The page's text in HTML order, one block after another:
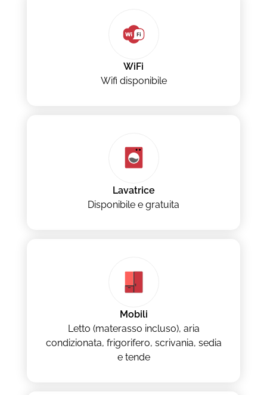
WiFi
Wifi disponibile
Lavatrice
Disponibile e gratuita
Mobili
Letto (materasso incluso), aria
condizionata, frigorifero, scrivania, sedia
e tende